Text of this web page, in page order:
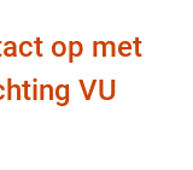
op met
VU